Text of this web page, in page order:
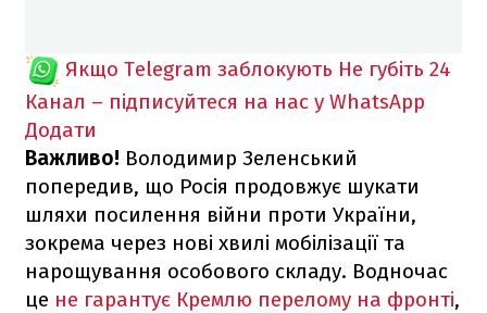
Якщо Telegram заблокують Не губіть 24
Канал – підписуйтеся на нас у WhatsApp
Додати
Важливо! Володимир Зеленський
попередив, що Росія продовжує шукати
шляхи посилення війни проти України,
зокрема через нові хвилі мобілізації та
нарощування особового складу. Водночас
це не гарантує Кремлю перелому на фронті,